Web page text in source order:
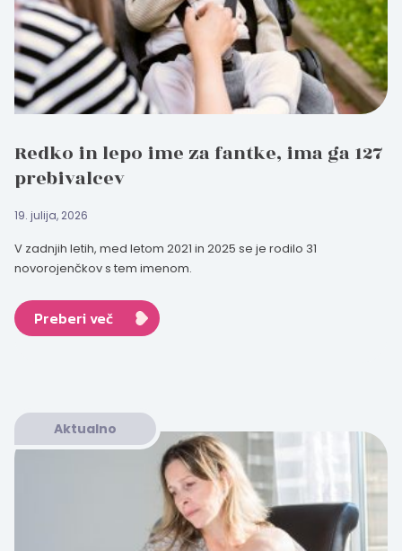
Redko in lepo ime za fantke, ima ga 127
prebivalcev
19. julija, 2026
V zadnjih letih, med letom 2021 in 2025 se je rodilo 31
novorojenčkov s tem imenom.
Preberi več
Aktualno